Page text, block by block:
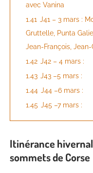
avec Vanina
1.41 J41 – 3 mars :
Gruttelle, Punta
Jean-François,
1.42 J42 – 4 mars :
1.43 J43 –5 mars :
1.44 J44 –6 mars :
1.45 J45 –7 mars :
Itinérance
sommets de Corse